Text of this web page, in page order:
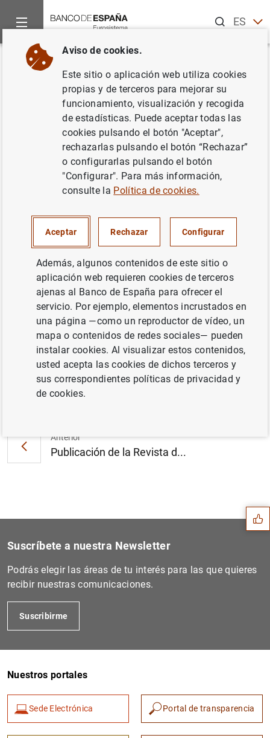
ESEN
Inicio Noticias y eventos
Volver
Roland Berger y Oliver Wyman
evaluarán los balances de la
banca española
SUPERVISIÓN PRUDENCIAL, MUS
SISTEMA MONETARIO Y FINANCIERO
SISTEMA MONETARIO Y FINANCIERO
Roland Berger y Oliver Wyman evaluarán los
balances de la banca española (122KB)
Anterior
Publicación de la Revista d...
Sugerencias
1 2
Suscríbete a nuestra Newsletter
Podrás elegir las áreas de tu interés para las que quieres
recibir nuestras comunicaciones.
Suscribirme
Nuestros portales
Sede Electrónica Portal de transparencia
Aviso de cookies.
Este sitio o aplicación web utiliza cookies
propias y de terceros para mejorar su
funcionamiento, visualización y recogida
de estadísticas. Puede aceptar todas las
cookies pulsando el botón "Aceptar",
rechazarlas pulsando el botón “Rechazar”
o configurarlas pulsando el botón
"Configurar". Para más información,
consulte la Política de cookies.
Aceptar Rechazar Configurar
Además, algunos contenidos de este sitio o
aplicación web requieren cookies de terceros
ajenas al Banco de España para ofrecer el
servicio. Por ejemplo, elementos incrustados en
una página —como un reproductor de vídeo, un
mapa o contenidos de redes sociales— pueden
instalar cookies. Al visualizar estos contenidos,
usted acepta las cookies de dichos terceros y
sus correspondientes políticas de privacidad y
de cookies.